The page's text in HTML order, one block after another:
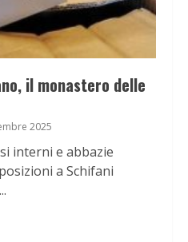
il monastero delle
2025
interni e abbazie
a Schifani